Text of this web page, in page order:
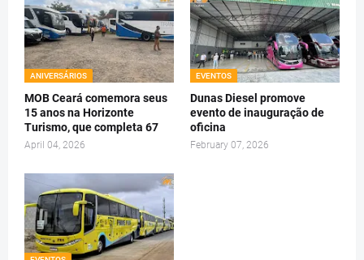
ANIVERSÁRIOS
MOB Ceará comemora seus
15 anos na Horizonte
Turismo, que completa 67
April 04, 2026
EVENTOS
Dunas Diesel promove
evento de inauguração de
oficina
February 07, 2026